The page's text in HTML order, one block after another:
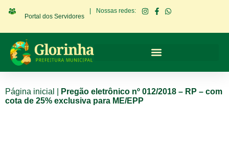
Portal dos Servidores
Nossas redes:
Página inicial
Pregão eletrônico nº 012/2018 – RP – com
cota de 25% exclusiva para ME/EPP